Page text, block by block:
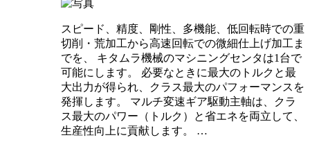
スピード、精度、剛性、多機能、低回転時での重
切削・荒加工から高速回転での微細仕上げ加工ま
でを、 キタムラ機械のマシニングセンタは1台で
可能にします。 必要なときに最大のトルクと最
大出力が得られ、クラス最大のパフォーマンスを
発揮します。 マルチ変速ギア駆動主軸は、クラ
ス最大のパワー（トルク）と省エネを両立して、
生産性向上に貢献します。 …